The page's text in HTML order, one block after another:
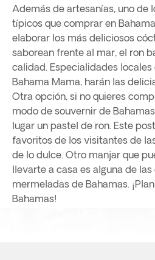
Además de artesanías, uno de
típicos que comprar en
elaborar los más deliciosos
saborean frente al mar, el ron
calidad. Especialidades locales
Bahama Mama, harán las
Otra opción, si no quieres
modo de souvernir de
lugar un pastel de ron. Este
favoritos de los visitantes de
de lo dulce. Otro manjar que
llevarte a casa es alguna de
mermeladas de Bahamas.
Bahamas!